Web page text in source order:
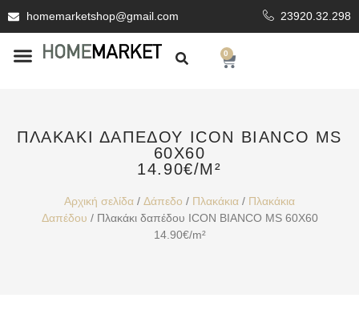
homemarketshop@gmail.com 23920.32.298
0
ΠΛΑΚΆΚΙ ΔΑΠΈΔΟΥ ICON BIANCO MS
60X60
14.90€/M²
Αρχική σελίδα / Δάπεδο / Πλακάκια / Πλακάκια
Δαπέδου / Πλακάκι δαπέδου ICON BIANCO MS 60X60
14.90€/m²